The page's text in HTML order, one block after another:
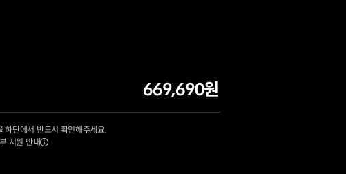
669,690원
하단에서 반드시 확인해주세요.
지원 안내